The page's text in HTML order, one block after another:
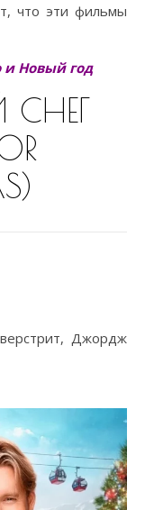
что эти фильмы
и Новый год
Джордж